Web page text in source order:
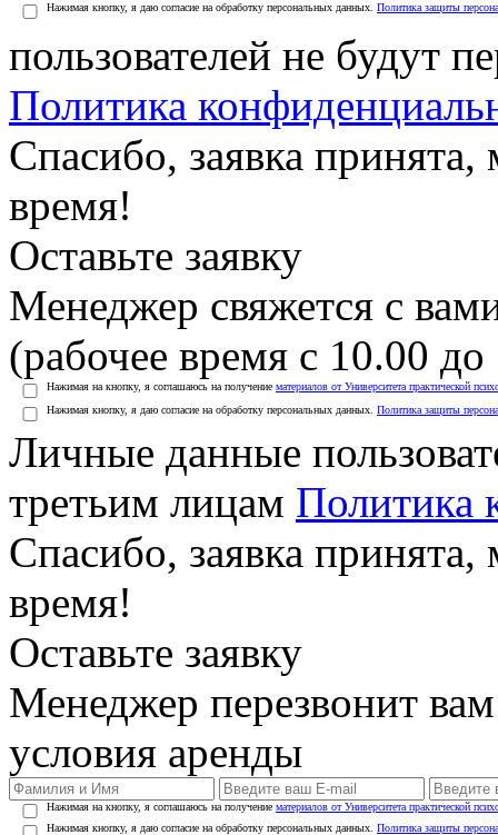
Нажимая кнопку, я даю согласие на обработку персональных данных. Политика защиты
пользователей не будут
Политика
Спасибо, заявка
время!
Оставьте заявку
Менеджер свяжется с
(рабочее время с 10.00
Нажимая на кнопку, я соглашаюсь на получение материалов от Университета практической
Нажимая кнопку, я даю согласие на обработку персональных данных. Политика защиты
Личные данные
третьим лицам Политика
Спасибо, заявка
время!
Оставьте заявку
Менеджер перезвонит
условия аренды
Нажимая на кнопку, я соглашаюсь на получение материалов от Университета практической
Нажимая кнопку, я даю согласие на обработку персональных данных. Политика защиты